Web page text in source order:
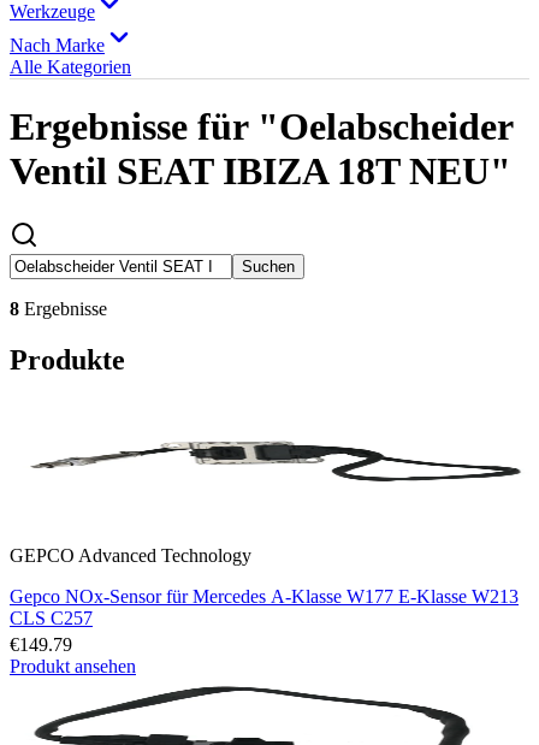
Werkzeuge
Nach Marke
Alle Kategorien
Ergebnisse für "Oelabscheider
Ventil SEAT IBIZA 18T NEU"
Suchen
8 Ergebnisse
Produkte
GEPCO Advanced Technology
Gepco NOx-Sensor für Mercedes A-Klasse W177 E-Klasse W213
CLS C257
€149.79
Produkt ansehen